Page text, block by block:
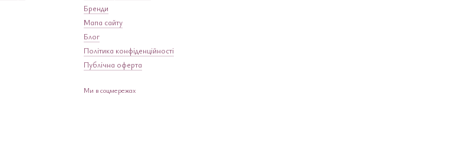
Бренди
Мапа сайту
Блог
Політика конфіденційності
Публічна оферта
Ми в соцмережах